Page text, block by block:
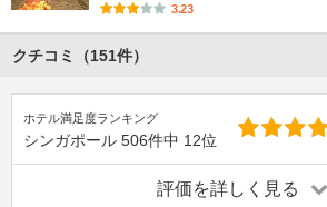
3.23
クチコミ（151件）
ホテル満足度ランキング
シンガポール 506件中 12位
評価を詳しく見る